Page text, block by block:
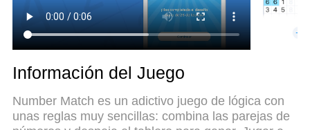
Información del Juego
Number Match es un adictivo juego de lógica con
unas reglas muy sencillas: combina las parejas de